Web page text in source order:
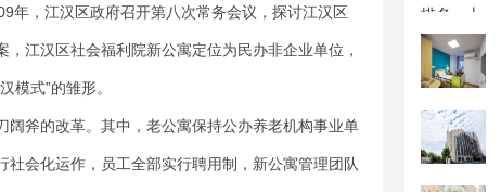
年，江汉区政府召开第八次常务会议，探讨江汉区
江汉区社会福利院新公寓定位为民办非企业单位，
模式”的雏形。
斧的改革。其中，老公寓保持公办养老机构事业单
会化运作，员工全部实行聘用制，新公寓管理团队